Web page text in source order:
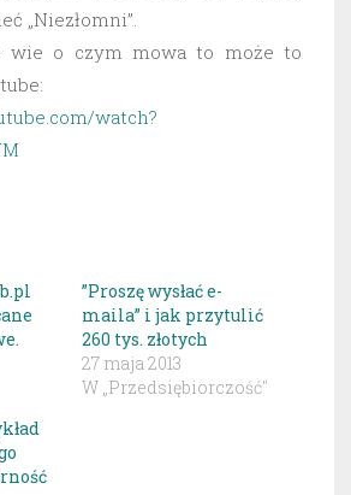
„Niezłomni”.
wie o czym mowa to może to
watch?
”Proszę wysłać e-
maila” i jak przytulić
260 tys. złotych
27 maja 2013
W „Przedsiębiorczość"